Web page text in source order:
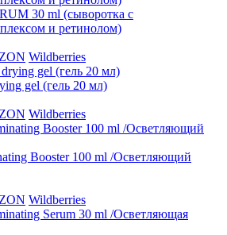
30 ml (сыворотка с
и ретинолом)
Wildberries
gel (гель 20 мл)
Wildberries
Booster 100 ml /Осветляющий
Wildberries